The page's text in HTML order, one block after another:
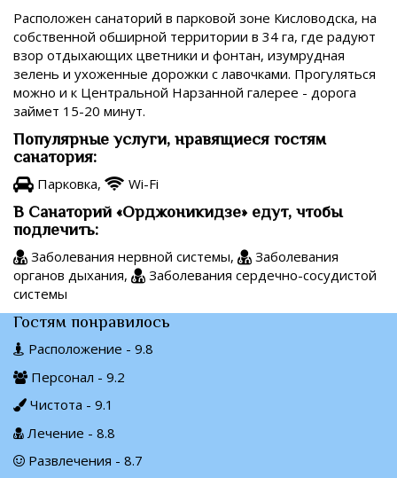
Расположен санаторий в парковой зоне Кисловодска, на
собственной обширной территории в 34 га, где радуют
взор отдыхающих цветники и фонтан, изумрудная
зелень и ухоженные дорожки с лавочками. Прогуляться
можно и к Центральной Нарзанной галерее - дорога
займет 15-20 минут.
Популярные услуги, нравящиеся гостям
санатория:
Парковка, Wi-Fi
В Санаторий «Орджоникидзе» едут, чтобы
подлечить:
Заболевания нервной системы,
Заболевания
органов дыхания,
Заболевания сердечно-сосудистой
системы
Гостям понравилось
Расположение - 9.8
Персонал - 9.2
Чистота - 9.1
Лечение - 8.8
Развлечения - 8.7